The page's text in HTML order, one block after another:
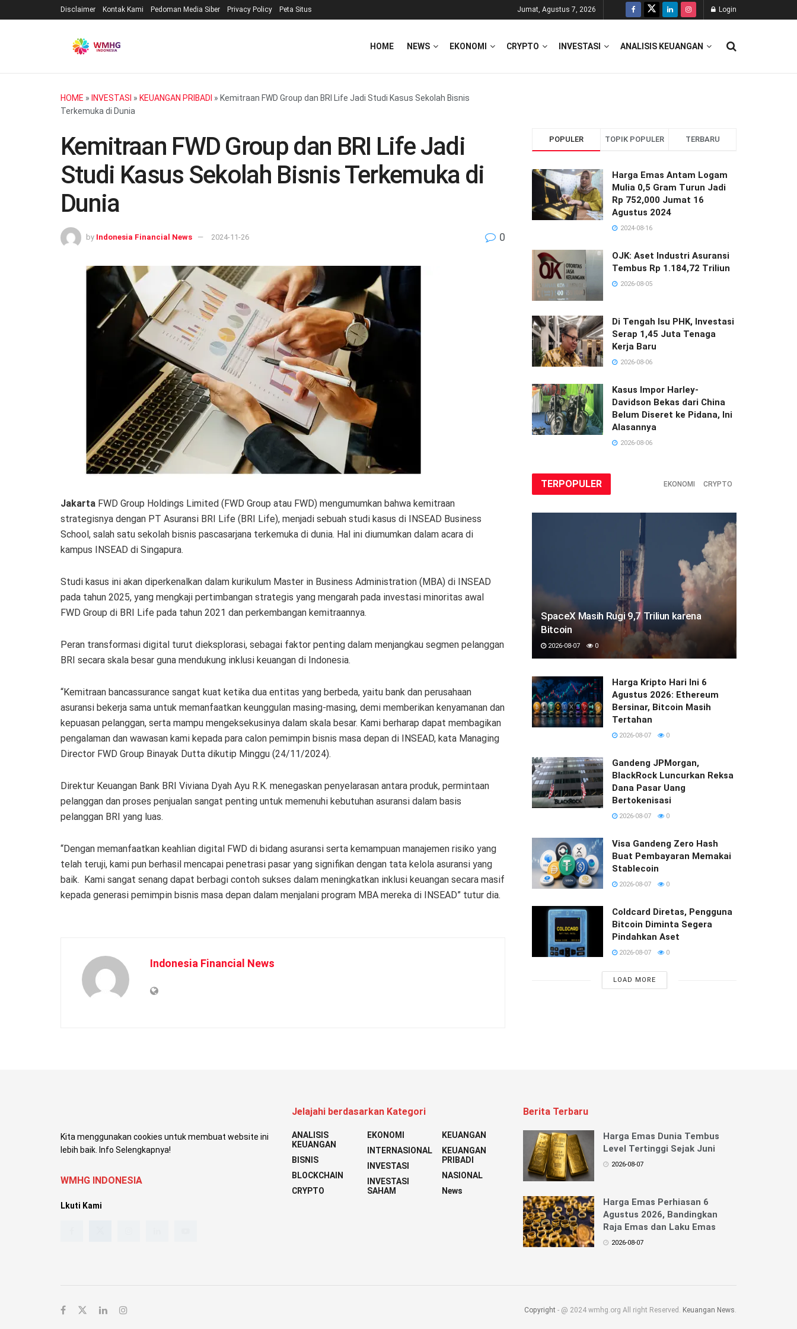
Disclaimer Kontak Kami Pedoman Media Siber Privacy Policy Peta Situs Jumat, Agustus 7, 2026 Login
HOME NEWS EKONOMI CRYPTO INVESTASI ANALISIS KEUANGAN
HOME » INVESTASI » KEUANGAN PRIBADI » Kemitraan FWD Group dan BRI Life Jadi Studi Kasus Sekolah Bisnis
Terkemuka di Dunia
Kemitraan FWD Group dan BRI Life Jadi
Studi Kasus Sekolah Bisnis Terkemuka di
Dunia
by Indonesia Financial News 2024-11-26 0
Jakarta FWD Group Holdings Limited (FWD Group atau FWD) mengumumkan bahwa kemitraan
strategisnya dengan PT Asuransi BRI Life (BRI Life), menjadi sebuah studi kasus di INSEAD Business
School, salah satu sekolah bisnis pascasarjana terkemuka di dunia. Hal ini diumumkan dalam acara di
kampus INSEAD di Singapura.
Studi kasus ini akan diperkenalkan dalam kurikulum Master in Business Administration (MBA) di INSEAD
pada tahun 2025, yang mengkaji pertimbangan strategis yang mengarah pada investasi minoritas awal
FWD Group di BRI Life pada tahun 2021 dan perkembangan kemitraannya.
Peran transformasi digital turut dieksplorasi, sebagai faktor penting dalam menjangkau segmen pelanggan
BRI secara skala besar guna mendukung inklusi keuangan di Indonesia.
“Kemitraan bancassurance sangat kuat ketika dua entitas yang berbeda, yaitu bank dan perusahaan
asuransi bekerja sama untuk memanfaatkan keunggulan masing-masing, demi memberikan kenyamanan dan
kepuasan pelanggan, serta mampu mengeksekusinya dalam skala besar. Kami berharap dapat membagikan
pengalaman dan wawasan kami kepada para calon pemimpin bisnis masa depan di INSEAD, kata Managing
Director FWD Group Binayak Dutta dikutip Minggu (24/11/2024).
Direktur Keuangan Bank BRI Viviana Dyah Ayu R.K. menegaskan penyelarasan antara produk, permintaan
pelanggan dan proses penjualan sangat penting untuk memenuhi kebutuhan asuransi dalam basis
pelanggan BRI yang luas.
“Dengan memanfaatkan keahlian digital FWD di bidang asuransi serta kemampuan manajemen risiko yang
telah teruji, kami pun berhasil mencapai penetrasi pasar yang signifikan dengan tata kelola asuransi yang
baik. Kami sangat senang dapat berbagi contoh sukses dalam meningkatkan inklusi keuangan secara masif
kepada generasi pemimpin bisnis masa depan dalam menjalani program MBA mereka di INSEAD” tutur dia.
Indonesia Financial News
POPULER TOPIK POPULER TERBARU
Harga Emas Antam Logam
Mulia 0,5 Gram Turun Jadi
Rp 752,000 Jumat 16
Agustus 2024
2024-08-16
OJK: Aset Industri Asuransi
Tembus Rp 1.184,72 Triliun
2026-08-05
Di Tengah Isu PHK, Investasi
Serap 1,45 Juta Tenaga
Kerja Baru
2026-08-06
Kasus Impor Harley-
Davidson Bekas dari China
Belum Diseret ke Pidana, Ini
Alasannya
2026-08-06
TERPOPULER EKONOMI CRYPTO
SpaceX Masih Rugi 9,7 Triliun karena
Bitcoin
2026-08-07 0
Harga Kripto Hari Ini 6
Agustus 2026: Ethereum
Bersinar, Bitcoin Masih
Tertahan
2026-08-07 0
Gandeng JPMorgan,
BlackRock Luncurkan Reksa
Dana Pasar Uang
Bertokenisasi
2026-08-07 0
Visa Gandeng Zero Hash
Buat Pembayaran Memakai
Stablecoin
2026-08-07 0
Coldcard Diretas, Pengguna
Bitcoin Diminta Segera
Pindahkan Aset
2026-08-07 0
LOAD MORE
Kita menggunakan cookies untuk membuat website ini
lebih baik. Info Selengkapnya!
WMHG INDONESIA
Lkuti Kami
Jelajahi berdasarkan Kategori
ANALISIS
KEUANGAN
BISNIS
BLOCKCHAIN
CRYPTO
EKONOMI
INTERNASIONAL
INVESTASI
INVESTASI
SAHAM
KEUANGAN
KEUANGAN
PRIBADI
NASIONAL
News
Berita Terbaru
Harga Emas Dunia Tembus
Level Tertinggi Sejak Juni
2026-08-07
Harga Emas Perhiasan 6
Agustus 2026, Bandingkan
Raja Emas dan Laku Emas
2026-08-07
Copyright - @ 2024 wmhg.org All right Reserved. Keuangan News.